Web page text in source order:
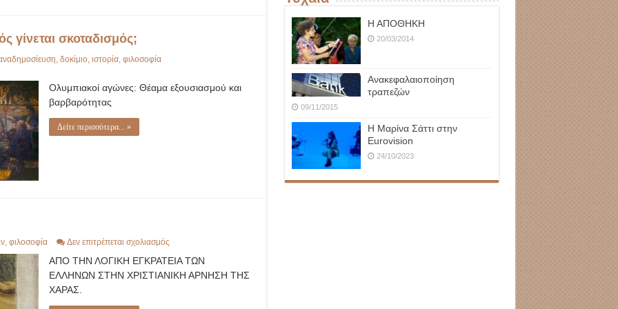
σκοταδισμός;
δοκίμιο, ιστορία, φιλοσοφία
Ολυμπιακοί αγώνες: Θέαμα εξουσιασμού και
βαρβαρότητας
Δείτε περισσότερα... »
, φιλοσοφία Δεν επιτρέπεται σχολιασμόςστο
ΠΕΡΙΠΕΤΕΙΑ
ΜΙΑΣ
ΑΡΕΤΗΣ
ΑΠΟ ΤΗΝ ΛΟΓΙΚΗ ΕΓΚΡΑΤΕΙΑ ΤΩΝ
ΕΛΛΗΝΩΝ ΣΤΗΝ ΧΡΙΣΤΙΑΝΙΚΗ ΑΡΝΗΣΗ ΤΗΣ
ΧΑΡΑΣ.
Η ΑΠΟΘΗΚΗ
20/03/2014
Ανακεφαλαιοποίηση
τραπεζών
09/11/2015
Η Μαρίνα Σάττι στην
Eurovision
24/10/2023